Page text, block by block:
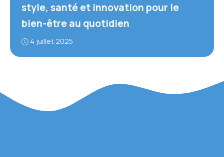
style, santé et innovation pour le
bien-être au quotidien
4 juillet 2025